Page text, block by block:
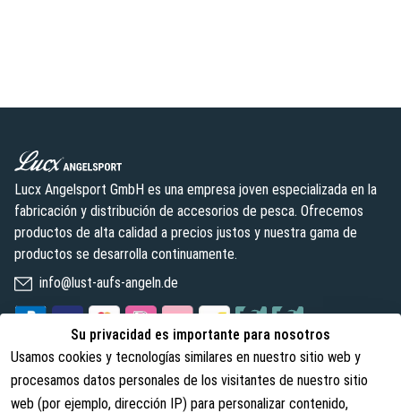
Su privacidad es importante para nosotros
Usamos cookies y tecnologías similares en nuestro sitio web y
procesamos datos personales de los visitantes de nuestro sitio
web (por ejemplo, dirección IP) para personalizar contenido,
Lucx Angelsport GmbH es una empresa joven especializada en la
fabricación y distribución de accesorios de pesca. Ofrecemos
productos de alta calidad a precios justos y nuestra gama de
productos se desarrolla continuamente.
info@lust-aufs-angeln.de
Legal
Términos y condiciones
Sobre nosotros
Sobre nosotros